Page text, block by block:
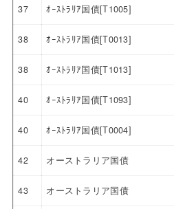
37 ｵｰｽﾄﾗﾘｱ国債[T1005]
38 ｵｰｽﾄﾗﾘｱ国債[T0013]
38 ｵｰｽﾄﾗﾘｱ国債[T1013]
40 ｵｰｽﾄﾗﾘｱ国債[T1093]
40 ｵｰｽﾄﾗﾘｱ国債[T0004]
42 オーストラリア国債
43 オーストラリア国債